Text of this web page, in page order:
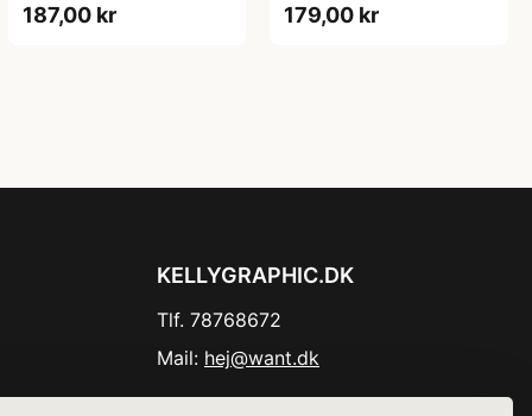
187,00 kr 179,00 kr
KELLYGRAPHIC.DK
Tlf. 78768672
Mail: hej@want.dk